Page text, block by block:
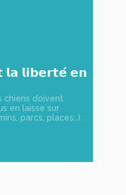
𝗹𝗮 𝗹𝗶𝗯𝗲𝗿𝘁𝗲́ 𝗲𝗻
chiens doivent
en laisse sur
parcs, places…) .